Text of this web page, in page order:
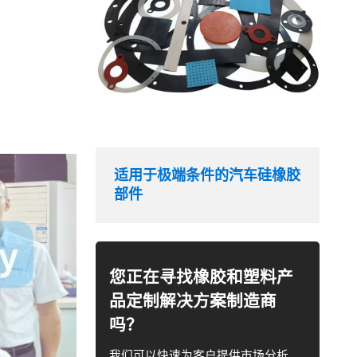
适用于极端条件的汽车硅橡胶
部件
您正在寻找橡胶和塑料产
品定制解决方案制造商
吗？